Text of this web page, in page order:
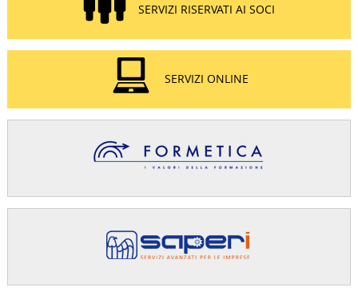
SERVIZI RISERVATI AI SOCI
SERVIZI ONLINE